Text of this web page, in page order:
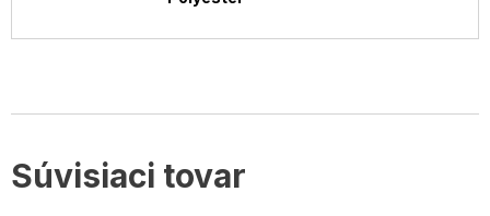
Súvisiaci tovar